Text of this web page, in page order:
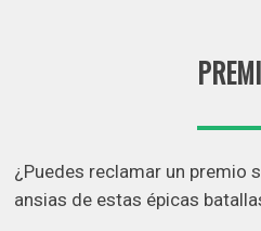
¿Puedes reclamar un premio
ansias de estas épicas